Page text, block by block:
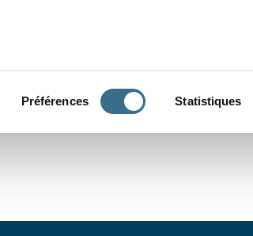
Préférences Statistiques